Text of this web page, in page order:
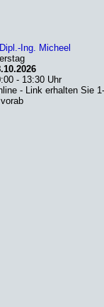
Ing. Micheel
- 13:30 Uhr
- Link erhalten Sie